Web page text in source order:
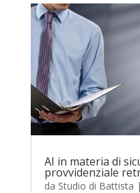
AI in materia di
provvidenziale
da Studio di Battista |